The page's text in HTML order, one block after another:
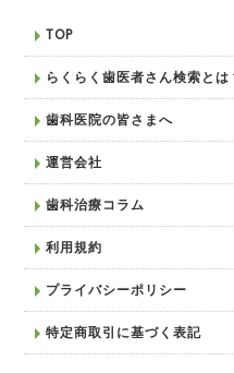
TOP
らくらく歯医者さん検索とは
歯科医院の皆さまへ
運営会社
歯科治療コラム
利用規約
プライバシーポリシー
特定商取引に基づく表記